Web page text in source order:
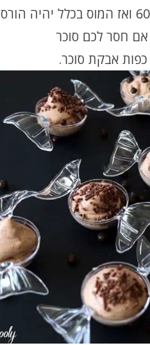
חסר לכם סוכר
אבקת סוכר.